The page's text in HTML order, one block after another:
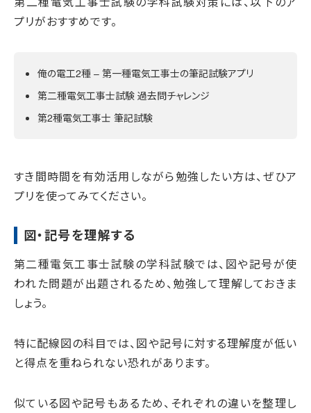
プリがおすすめです。
俺の電工2種 – 第一種電気工事士の筆記試験アプリ
第二種電気工事士試験 過去問チャレンジ
第2種電気工事士 筆記試験
すき間時間を有効活用しながら勉強したい方は、ぜひア
プリを使ってみてください。
図・記号を理解する
第二種電気工事士試験の学科試験では、図や記号が使
われた問題が出題されるため、勉強して理解しておきま
しょう。
特に配線図の科目では、図や記号に対する理解度が低い
と得点を重ねられない恐れがあります。
似ている図や記号もあるため、それぞれの違いを整理し